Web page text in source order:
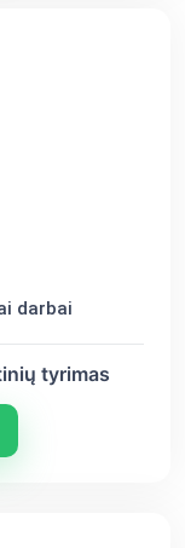
darbai
tyrimas